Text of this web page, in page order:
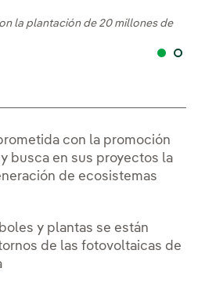
la plantación de 20 millones de
con la promoción
busca en sus proyectos la
de ecosistemas
y plantas se están
de las fotovoltaicas de